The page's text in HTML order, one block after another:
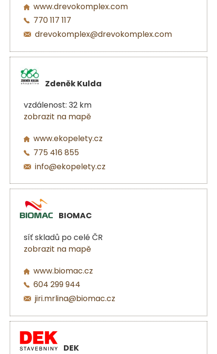
www.drevokomplex.com
770 117 117
drevokomplex@drevokomplex.com
Zdeněk Kulda
vzdálenost: 32 km
zobrazit na mapě
www.ekopelety.cz
775 416 855
info@ekopelety.cz
BIOMAC
síť skladů po celé ČR
zobrazit na mapě
www.biomac.cz
604 299 944
jiri.mrlina@biomac.cz
DEK